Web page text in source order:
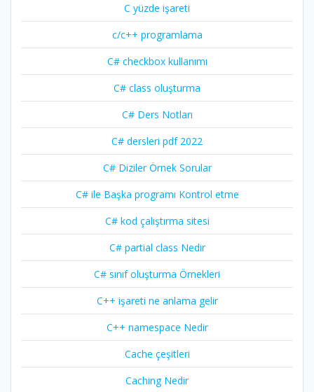
C yüzde işareti
c/c++ programlama
C# checkbox kullanımı
C# class oluşturma
C# Ders Notları
C# dersleri pdf 2022
C# Diziler Örnek Sorular
C# ile Başka programı Kontrol etme
C# kod çalıştırma sitesi
C# partial class Nedir
C# sınıf oluşturma Örnekleri
C++ işareti ne anlama gelir
C++ namespace Nedir
Cache çeşitleri
Caching Nedir